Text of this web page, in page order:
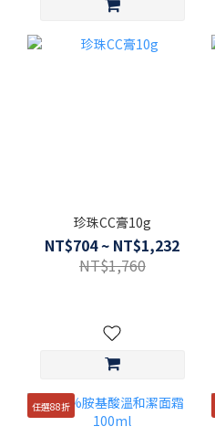
珍珠CC膏10g
NT$704 ~ NT$1,232
NT$1,760
任選88折